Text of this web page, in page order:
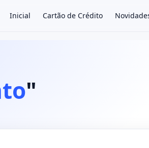
Inicial Cartão de Crédito
"